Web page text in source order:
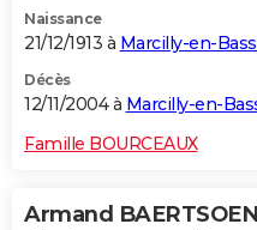
Naissance
21/12/1913 à Marcilly-en-
Décès
12/11/2004 à Marcilly-en-
Famille BOURCEAUX
Armand BAERTSOEN